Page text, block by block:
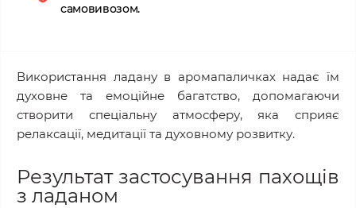
самовивозом.
Використання ладану в аромапаличках надає їм
духовне та емоційне багатство, допомагаючи
створити спеціальну атмосферу, яка сприяє
релаксації, медитації та духовному розвитку.
Результат застосування пахощів
з ладаном